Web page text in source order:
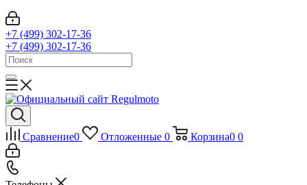
+7 (499) 302-17-36
+7 (499) 302-17-36
Сравнение0 Отложенные 0 Корзина0 0